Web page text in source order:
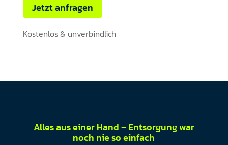
Jetzt anfragen
Kostenlos & unverbindlich
Alles aus einer Hand – Entsorgung war
noch nie so einfach